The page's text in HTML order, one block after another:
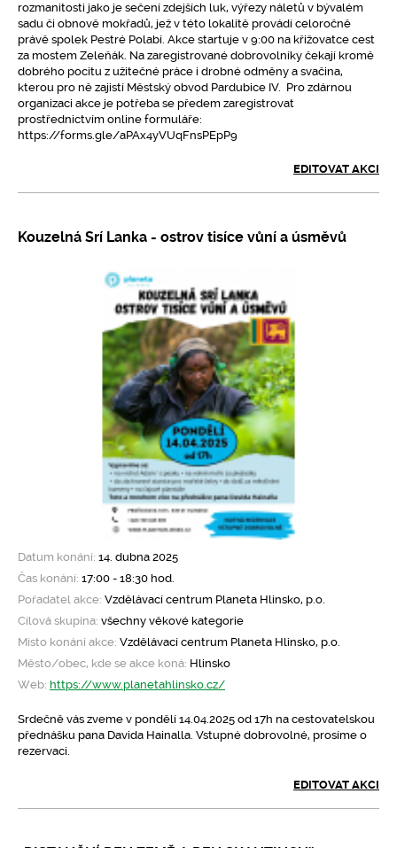
rozmanitosti jako je sečení zdejších luk, výřezy náletů v bývalém
sadu či obnově mokřadů, jež v této lokalitě provádí celoročně
právě spolek Pestré Polabí. Akce startuje v 9:00 na křižovatce cest
za mostem Zeleňák. Na zaregistrované dobrovolníky čekají kromě
dobrého pocitu z užitečné práce i drobné odměny a svačina,
kterou pro ně zajistí Městský obvod Pardubice IV. Pro zdárnou
organizaci akce je potřeba se předem zaregistrovat
prostřednictvím online formuláře:
https://forms.gle/aPAx4yVUqFnsPEpP9
EDITOVAT AKCI
Kouzelná Srí Lanka - ostrov tisíce vůní a úsměvů
Datum konání: 14. dubna 2025
Čas konání: 17:00 - 18:30 hod.
Pořadatel akce: Vzdělávací centrum Planeta Hlinsko, p.o.
Cílová skupina: všechny věkové kategorie
Místo konání akce: Vzdělávací centrum Planeta Hlinsko, p.o.
Město/obec, kde se akce koná: Hlinsko
Web: https://www.planetahlinsko.cz/
Srdečně vás zveme v pondělí 14.04.2025 od 17h na cestovatelskou
přednášku pana Davida Hainalla. Vstupné dobrovolné, prosíme o
rezervaci.
EDITOVAT AKCI